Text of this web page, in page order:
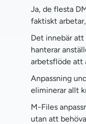
Ja, de flesta
faktiskt
Det innebär
hanterar
arbetsflöde att
Anpassning
eliminerar allt
M-Files
utan att